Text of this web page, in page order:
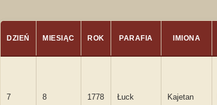
DZIEŃ MIESIĄC ROK PARAFIA IMIONA
7 8 1778 Łuck Kajetan